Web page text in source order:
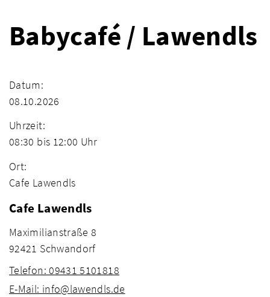
Babycafé / Lawendls
Datum:
08.10.2026
Uhrzeit:
08:30 bis 12:00 Uhr
Ort:
Cafe Lawendls
Cafe Lawendls
Maximilianstraße 8
92421 Schwandorf
Telefon: 09431 5101818
E-Mail: info@lawendls.de